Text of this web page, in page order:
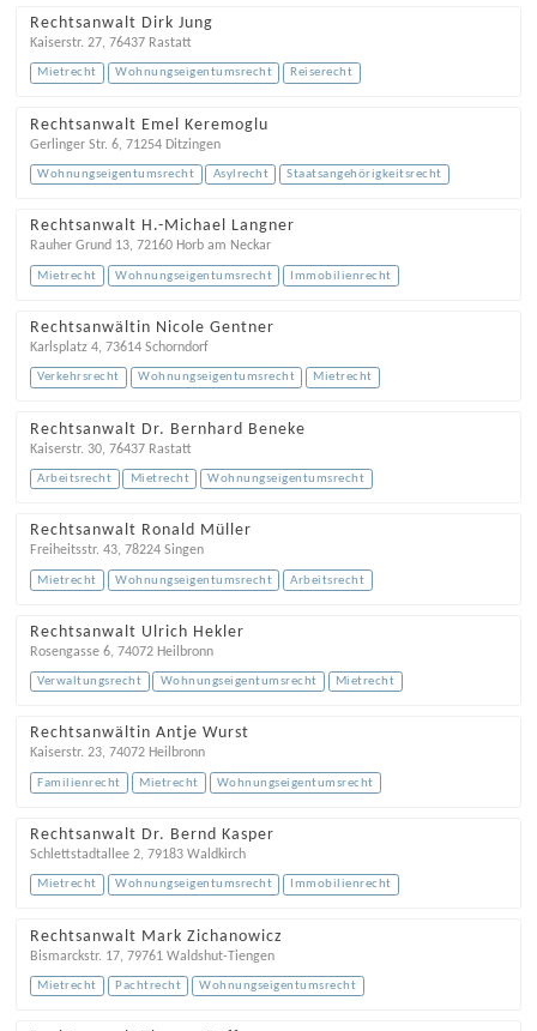
Rechtsanwalt Dirk Jung
Kaiserstr. 27, 76437 Rastatt
Mietrecht Wohnungseigentumsrecht Reiserecht
Rechtsanwalt Emel Keremoglu
Gerlinger Str. 6, 71254 Ditzingen
Wohnungseigentumsrecht Asylrecht Staatsangehörigkeitsrecht
Rechtsanwalt H.-Michael Langner
Rauher Grund 13, 72160 Horb am Neckar
Mietrecht Wohnungseigentumsrecht Immobilienrecht
Rechtsanwältin Nicole Gentner
Karlsplatz 4, 73614 Schorndorf
Verkehrsrecht Wohnungseigentumsrecht Mietrecht
Rechtsanwalt Dr. Bernhard Beneke
Kaiserstr. 30, 76437 Rastatt
Arbeitsrecht Mietrecht Wohnungseigentumsrecht
Rechtsanwalt Ronald Müller
Freiheitsstr. 43, 78224 Singen
Mietrecht Wohnungseigentumsrecht Arbeitsrecht
Rechtsanwalt Ulrich Hekler
Rosengasse 6, 74072 Heilbronn
Verwaltungsrecht Wohnungseigentumsrecht Mietrecht
Rechtsanwältin Antje Wurst
Kaiserstr. 23, 74072 Heilbronn
Familienrecht Mietrecht Wohnungseigentumsrecht
Rechtsanwalt Dr. Bernd Kasper
Schlettstadtallee 2, 79183 Waldkirch
Mietrecht Wohnungseigentumsrecht Immobilienrecht
Rechtsanwalt Mark Zichanowicz
Bismarckstr. 17, 79761 Waldshut-Tiengen
Mietrecht Pachtrecht Wohnungseigentumsrecht